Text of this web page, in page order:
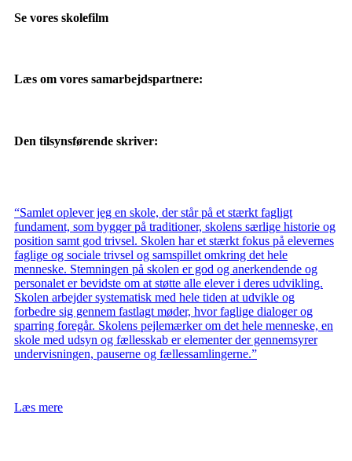
Se vores skolefilm
Læs om vores samarbejdspartnere:
Den tilsynsførende skriver:
“Samlet oplever jeg en skole, der står på et stærkt fagligt
fundament, som bygger på traditioner, skolens særlige historie og
position samt god trivsel. Skolen har et stærkt fokus på elevernes
faglige og sociale trivsel og samspillet omkring det hele
menneske. Stemningen på skolen er god og anerkendende og
personalet er bevidste om at støtte alle elever i deres udvikling.
Skolen arbejder systematisk med hele tiden at udvikle og
forbedre sig gennem fastlagt møder, hvor faglige dialoger og
sparring foregår. Skolens pejlemærker om det hele menneske, en
skole med udsyn og fællesskab er elementer der gennemsyrer
undervisningen, pauserne og fællessamlingerne.”
Læs mere